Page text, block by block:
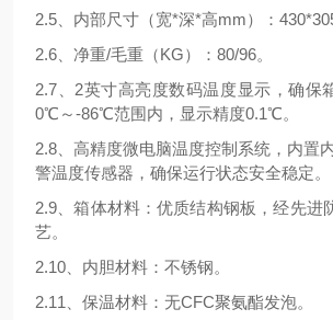
2.5、内部尺寸（宽*深*高mm）：
2.6、净重/毛重（KG）：80/96。
2.7、2英寸高亮度数码温度显示，确保
0℃～-86℃范围内，显示精度0.1℃。
2.8、高精度微电脑温度控制系统，内置
警温度传感器，确保运行状态安全稳定。
2.9、箱体材料：优质结构钢板，经先进
艺。
2.10、内胆材料：不锈钢。
2.11、保温材料：无CFC聚氨酯发泡。